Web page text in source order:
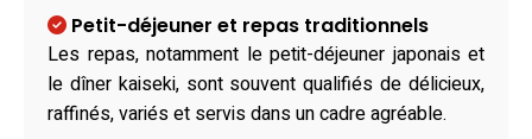
Petit-déjeuner et repas traditionnels
Les repas, notamment le petit-déjeuner japonais et
le dîner kaiseki, sont souvent qualifiés de délicieux,
raffinés, variés et servis dans un cadre agréable.